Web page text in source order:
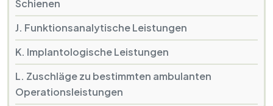
Schienen
J. Funktionsanalytische Leistungen
K. Implantologische Leistungen
L. Zuschläge zu bestimmten ambulanten
Operationsleistungen